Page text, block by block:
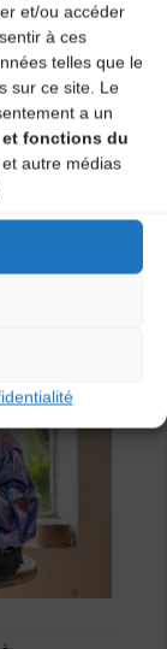
et/ou accéder
à ces
telles que le
sur ce site. Le
a un
fonctions du
autre médias
releases
clume